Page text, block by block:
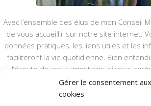
Gérer le consentement aux
cookies
Avec l’ensemble des élus de mon Conseil
de vous accueillir sur notre site internet.
données pratiques, les liens utiles et les
faciliteront la vie quotidienne. Bien
l’écoute de vos suggestions, si vous
rubriques ou nos
Ce type de communication vient en